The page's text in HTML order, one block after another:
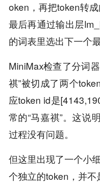
oken，再把token转
最后再通过输出层
的词表里选出下一个
MiniMax检查了分词
祺”被切成了两个
应token id是
常的“马嘉祺”。这说
过程没有问题。
但这里出现了一个小
个独立的token，并不